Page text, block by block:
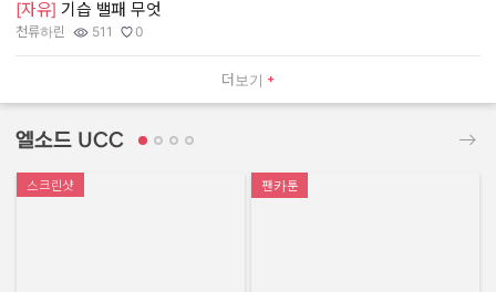
더보기
[자유] 기습 밸패 무엇
작성자:
천류하린
조회수:
511
추천수:
0
엘소드 UCC
스크린샷 팬카툰